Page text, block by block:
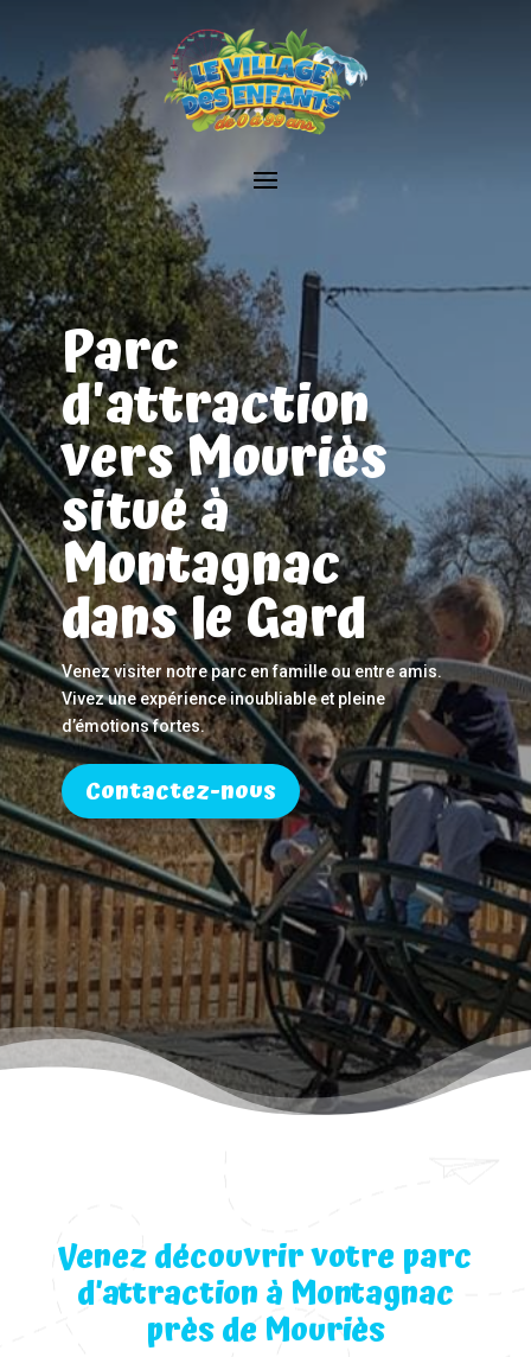
Parc
d'attraction
vers Mouriès
situé à
Montagnac
dans le Gard
Venez visiter notre parc en famille ou entre amis.
Vivez une expérience inoubliable et pleine
d’émotions fortes.
Contactez-nous
Venez découvrir votre parc
d’attraction à Montagnac
près de Mouriès